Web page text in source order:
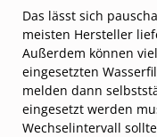
Das lässt sich
meisten Hersteller
Außerdem können
eingesetzten
melden dann
eingesetzt werden
Wechselintervall